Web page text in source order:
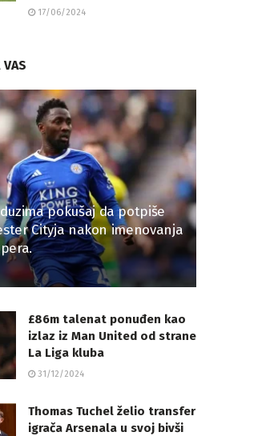
17/06/2024
pokušaj da potpiše
Cityja nakon imenovanja
£86m talenat ponuđen kao
izlaz iz Man United od strane
La Liga kluba
31/12/2024
Thomas Tuchel želio transfer
igrača Arsenala u svoj bivši